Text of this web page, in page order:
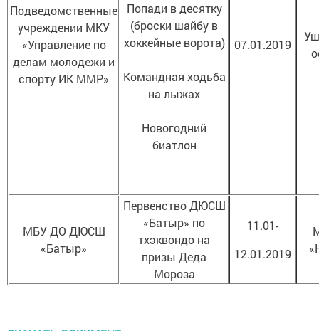
Подведомственные
учреждении МКУ
«Управление по
делам молодежи и
спорту ИК ММР»
Попади в десятку
(броски шайбу в
хоккейные ворота)
Командная ходьба
на лыжах
Новогодний
биатлон
07.01.2019
МБУ ДО ДЮСШ
«Батыр»
Первенство ДЮСШ
«Батыр» по
тхэквондо на
призы Деда
Мороза
11.01-
12.01.2019